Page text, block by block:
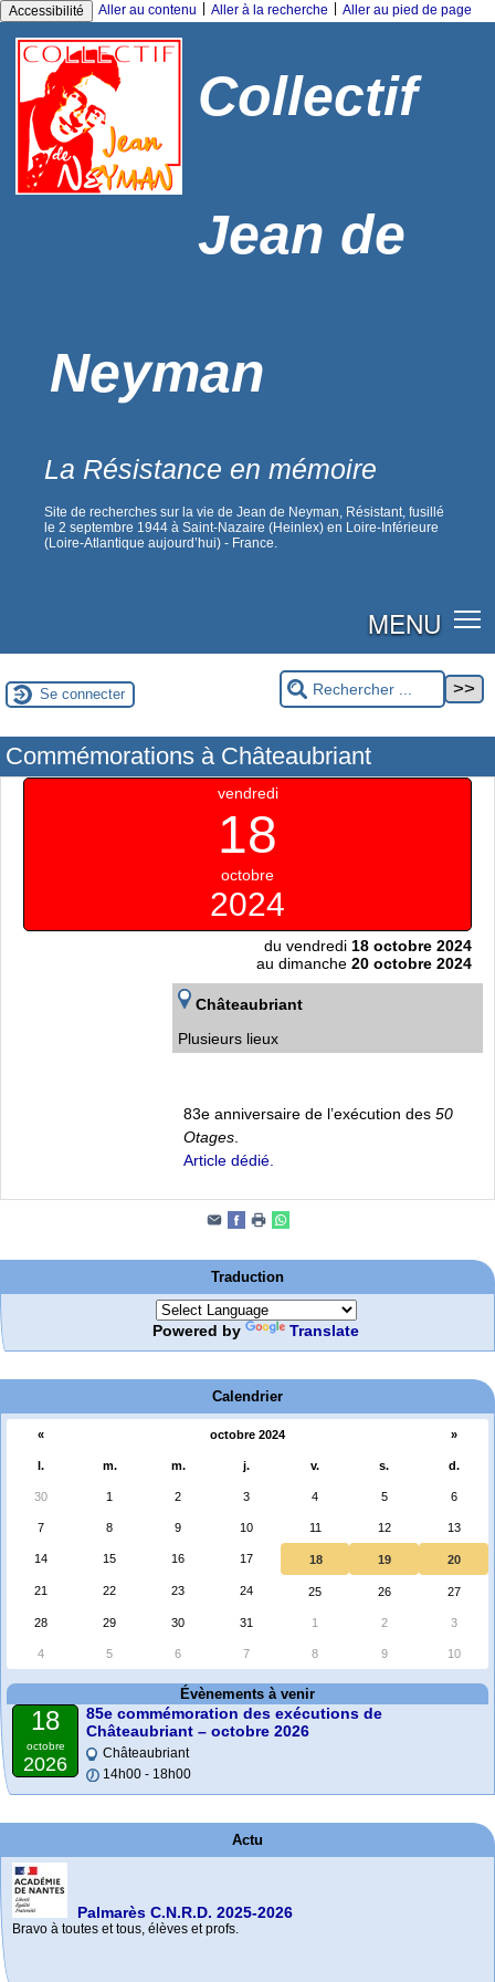
Accessibilité Aller au contenu Aller à la recherche Aller au pied de page
Collectif
Jean de
Neyman
La Résistance en mémoire
Site de recherches sur la vie de Jean de Neyman, Résistant, fusillé
le 2 septembre 1944 à Saint-Nazaire (Heinlex) en Loire-Inférieure
(Loire-Atlantique aujourd’hui) - France.
MENU
Se connecter
Commémorations à Châteaubriant
vendredi
18
octobre
2024
du vendredi 18 octobre 2024
au dimanche 20 octobre 2024
Châteaubriant
Plusieurs lieux
83e anniversaire de l’exécution des 50
Otages
Article dédié.
Traduction
Powered by Translate
Calendrier
« octobre 2024 »
l. m. m. j. v. s. d.
30 1 2 3 4 5 6
7 8 9 10 11 12 13
14 15 16 17 18 19 20
21 22 23 24 25 26 27
28 29 30 31 1 2 3
4 5 6 7 8 9 10
Évènements à venir
18
octobre
2026
85e commémoration des exécutions de
Châteaubriant – octobre 2026
Châteaubriant
14h00 - 18h00
Actu
Palmarès C.N.R.D. 2025-2026
Bravo à toutes et tous, élèves et profs.